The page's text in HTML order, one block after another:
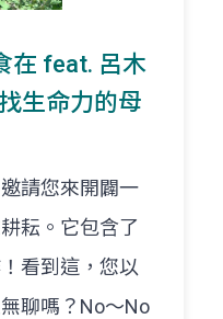
在 feat. 呂木
生命力的母
請您來開闢一
耘。它包含了
看到這，您以
聊嗎？No～No